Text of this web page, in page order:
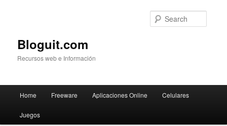
Bloguit.com
Recursos web e Información
Skip
to
Home Freeware Aplicaciones Online Celulares
Juegos